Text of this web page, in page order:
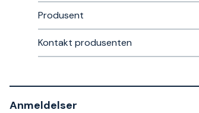
Produsent
Kontakt produsenten
Anmeldelser